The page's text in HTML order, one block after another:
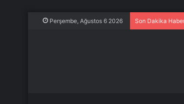
Perşembe, Ağustos 6 2026 Son Dakika